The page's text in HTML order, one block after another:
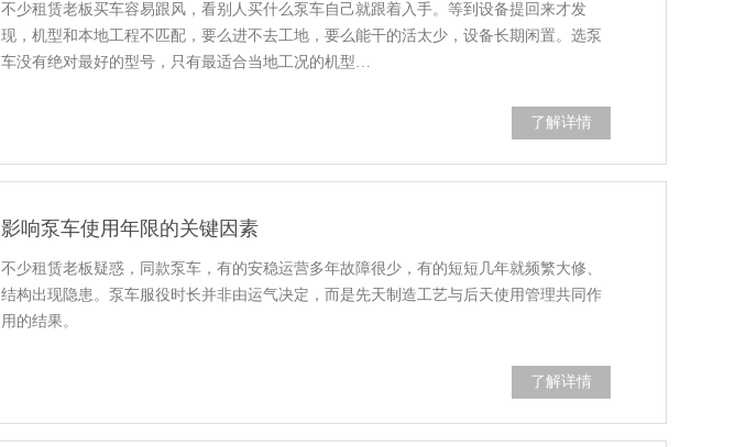
不少租赁老板买车容易跟风，看别人买什么泵车自己就跟着入手。等到设备提回来才发
现，机型和本地工程不匹配，要么进不去工地，要么能干的活太少，设备长期闲置。选泵
车没有绝对最好的型号，只有最适合当地工况的机型…
了解详情
影响泵车使用年限的关键因素
不少租赁老板疑惑，同款泵车，有的安稳运营多年故障很少，有的短短几年就频繁大修、
结构出现隐患。泵车服役时长并非由运气决定，而是先天制造工艺与后天使用管理共同作
用的结果。
了解详情